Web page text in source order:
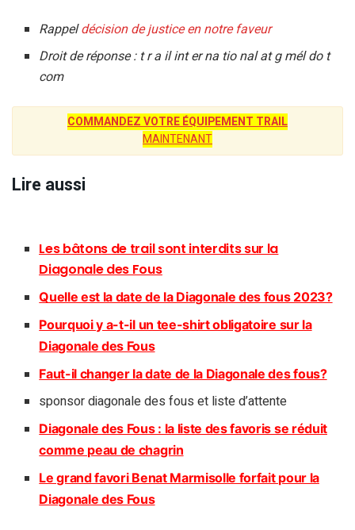
Rappeldécision de justice en notre faveur
Droit de réponse : t r a il int er na tio nal at g mél do t
com
COMMANDEZ VOTRE ÉQUIPEMENT TRAIL
MAINTENANT
Lire aussi
Les bâtons de trail sont interdits sur la
Diagonale des Fous
Quelle est la date de la Diagonale des fous 2023?
Pourquoi y a-t-il un tee-shirt obligatoire sur la
Diagonale des Fous
Faut-il changer la date de la Diagonale des fous?
sponsor diagonale des fous et liste d’attente
Diagonale des Fous : la liste des favoris se réduit
comme peau de chagrin
Le grand favori Benat Marmisolle forfait pour la
Diagonale des Fous